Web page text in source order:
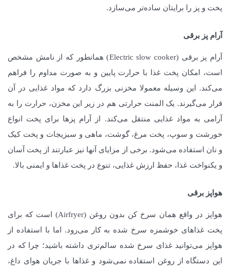
پخت و پز را برایتان ساده‌تر می‌سازد.
آرام پز برقی
آرام پز برقی (Electric slow cooker) همانطور که از نامش مشخص
است، امکان پخت غذا با حرارت پایین و به صورت مداوم را فراهم
می‌کند. این وسیله معمولا مخزنی بزرگ دارد که مواد غذایی در آن
قرار می‌گیرند. یک المنت حرارتی هم در زیر این مخزن، حرارت را به
آرامی به مواد غذایی منتقل می‌کند. از آرام پزها برای پخت انواع
خورشت و سوپ، پخت مرغ، گوشت، ماهی و سبزیجات و پخت کیک
و نان استفاده می‌شود. برخی از مزایای آنها نیز عبارتند از پخت آسان
و یکنواخت غذا، حفظ ارزش غذایی، تنوع در پخت غذاها و ایمنی بالا.
هواپز برقی
هواپز در واقع همان سرخ کن بدون روغن (Airfryer) است که برای
پخت غذاهای خوشمزه سرخ شده به کار می‌رود. اما با استفاده از
هواپز می‌توانید غذای سرخ شده سالم‌تری داشته باشید؛ چرا که در
این دستگاه از روغن استفاده نمی‌شود و غذاها با جریان هوای داغ،